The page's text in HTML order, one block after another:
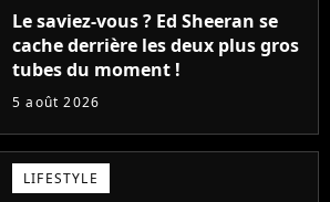
Le saviez-vous ? Ed Sheeran se
cache derrière les deux plus gros
tubes du moment !
5 août 2026
LIFESTYLE